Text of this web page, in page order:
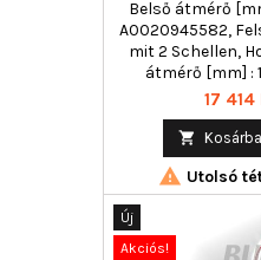
Belső átmérő
A0020945582,
mit 2 Schellen,
átmérő [mm] :
Ár
17 414
 Kosárba
 Utolsó
Új
Akciós!